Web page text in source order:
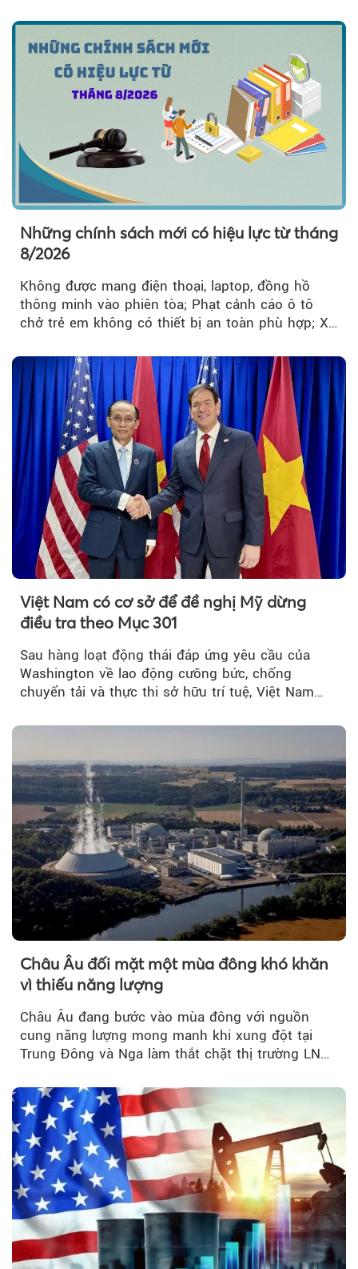
Những chính sách mới có hiệu lực từ tháng
8/2026
Không được mang điện thoại, laptop, đồng hồ
thông minh vào phiên tòa; Phạt cảnh cáo ô tô
chở trẻ em không có thiết bị an toàn phù hợp; Xe
với Bộ Công an… là những chính sách mới có
hiệu lực từ tháng 8/2026.
Việt Nam có cơ sở để đề nghị Mỹ dừng
điều tra theo Mục 301
Sau hàng loạt động thái đáp ứng yêu cầu của
Washington về lao động cưỡng bức, chống
chuyển tải và thực thi sở hữu trí tuệ, Việt Nam
Châu Âu đối mặt một mùa đông khó khăn
vì thiếu năng lượng
Châu Âu đang bước vào mùa đông với nguồn
cung năng lượng mong manh khi xung đột tại
Trung Đông và Nga làm thắt chặt thị trường LNG
lo ngại.